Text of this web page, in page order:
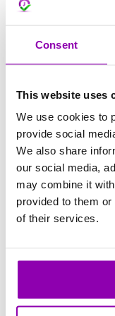
Consent
This website uses
We use cookies to
provide social
We also share
our social media,
may combine it
provided to them
of their services.
Desde el menú
Excel de
Utilizando los
los datos de un